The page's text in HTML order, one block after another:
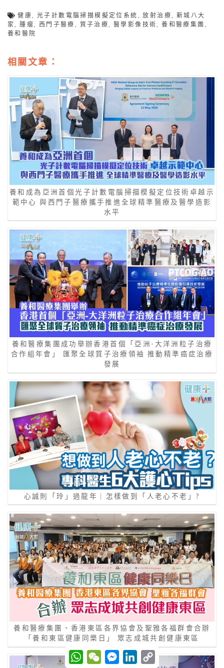
健康 ,光子計數電腦掃描模擬定位系統 ,放射治療
新城八大
家
,腫瘤 西門子醫療 質子治療 ,醫學影像技術 ,養和醫療集團
養和醫院
相關文章：
養和成為亞洲首個光子計數電腦掃描模擬定位技術卓越示
範中心 與西門子醫療攜手推進全球精準醫療及醫學造影
水平
養和醫療集團成功舉辦香港首個「亞洲-大洋洲粒子治療
合作組年會」 匯聚全球質子治療領袖 推動精準癌症治療
發展
心誠則「玲」過龍年｜怎樣做到「⼈老⼼不老」?
養和醫療集團、香港東區各界協會及聖雅各福群會合辦
「養和東區健康同樂日」 眾志成城共創健康東區
W
h
W
e
M
e
L
C